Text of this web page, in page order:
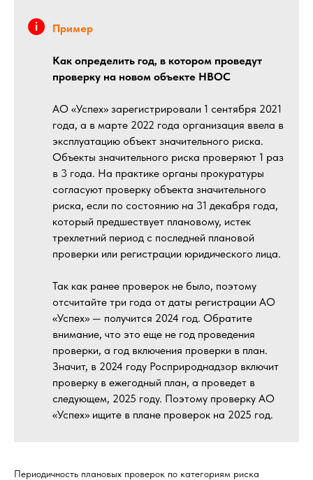
Пример
Как определить год, в котором проведут
проверку на новом объекте НВОС
АО «Успех» зарегистрировали 1 сентября 2021
года, а в марте 2022 года организация ввела в
эксплуатацию объект значительного риска.
Объекты значительного риска проверяют 1 раз
в 3 года. На практике органы прокуратуры
согласуют проверку объекта значительного
риска, если по состоянию на 31 декабря года,
который предшествует плановому, истек
трехлетний период с последней плановой
проверки или регистрации юридического лица.
Так как ранее проверок не было, поэтому
отсчитайте три года от даты регистрации АО
«Успех» — получится 2024 год. Обратите
внимание, что это еще не год проведения
проверки, а год включения проверки в план.
Значит, в 2024 году Росприроднадзор включит
проверку в ежегодный план, а проведет в
следующем, 2025 году. Поэтому проверку АО
«Успех» ищите в плане проверок на 2025 год.
Периодичность плановых проверок по категориям риска